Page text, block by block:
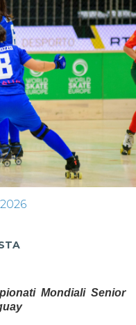
2026
Mondiali Senior